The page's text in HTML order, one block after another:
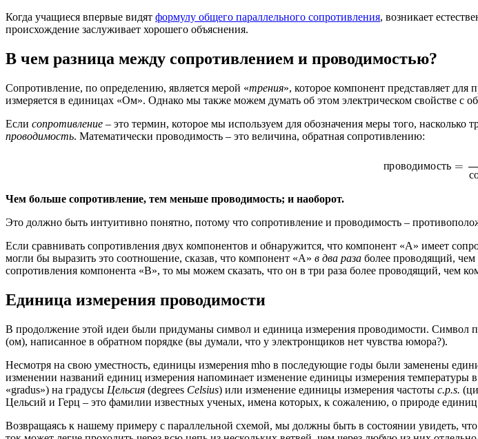
Когда учащиеся впервые видят формулу общего параллельного сопротивления, возникает
происхождение заслуживает хорошего объяснения.
В чем разница между сопротивлением и проводимостью?
Сопротивление, по определению, является мерой «трения», которое компонент представляет для
измеряется в единицах «Ом». Однако мы также можем думать об этом электрическом свойстве с
Если сопротивление – это термин, которое мы используем для обозначения меры того, насколько
проводимость. Математически проводимость – это величина, обратная сопротивлению:
проводимость =
с
Чем больше сопротивление, тем меньше проводимость; и наоборот.
Это должно быть интуитивно понятно, потому что сопротивление и проводимость –
Если сравнивать сопротивления двух компонентов и обнаружится, что компонент «A» имеет
могли бы выразить это соотношение, сказав, что компонент «A» в два раза более проводящий, чем
сопротивления компонента «B», то мы можем сказать, что он в три раза более проводящий, чем
Единица измерения проводимости
В продолжение этой идеи были придуманы символ и единица измерения проводимости. Символ
(ом), написанное в обратном порядке (вы думали, что у электронщиков нет чувства юмора?).
Несмотря на свою уместность, единицы измерения mho в последующие годы были заменены
изменении названий единиц измерения напоминает изменение единицы измерения температуры в
«gradus») на градусы Цельсия (degrees Celsius) или изменение единицы измерения частоты c.p.s.
Цельсий и Герц – это фамилии известных ученых, имена которых, к сожалению, о природе
Возвращаясь к нашему примеру с параллельной схемой, мы должны быть в состоянии увидеть,